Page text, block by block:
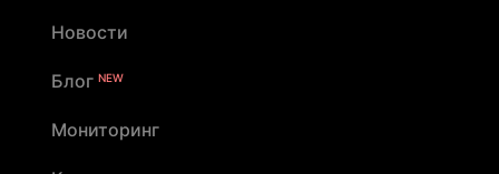
Новости
Блог NEW
Мониторинг